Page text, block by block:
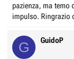
pazienza, ma temo
impulso. Ringrazio
G GuidoP